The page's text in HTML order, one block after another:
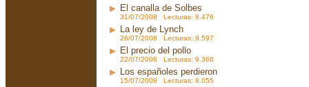
El canalla de Solbes
31/07/2008 Lecturas: 8.476
La ley de Lynch
26/07/2008 Lecturas: 9.597
El precio del pollo
22/07/2008 Lecturas: 9.366
Los españoles perdieron
15/07/2008 Lecturas: 8.055